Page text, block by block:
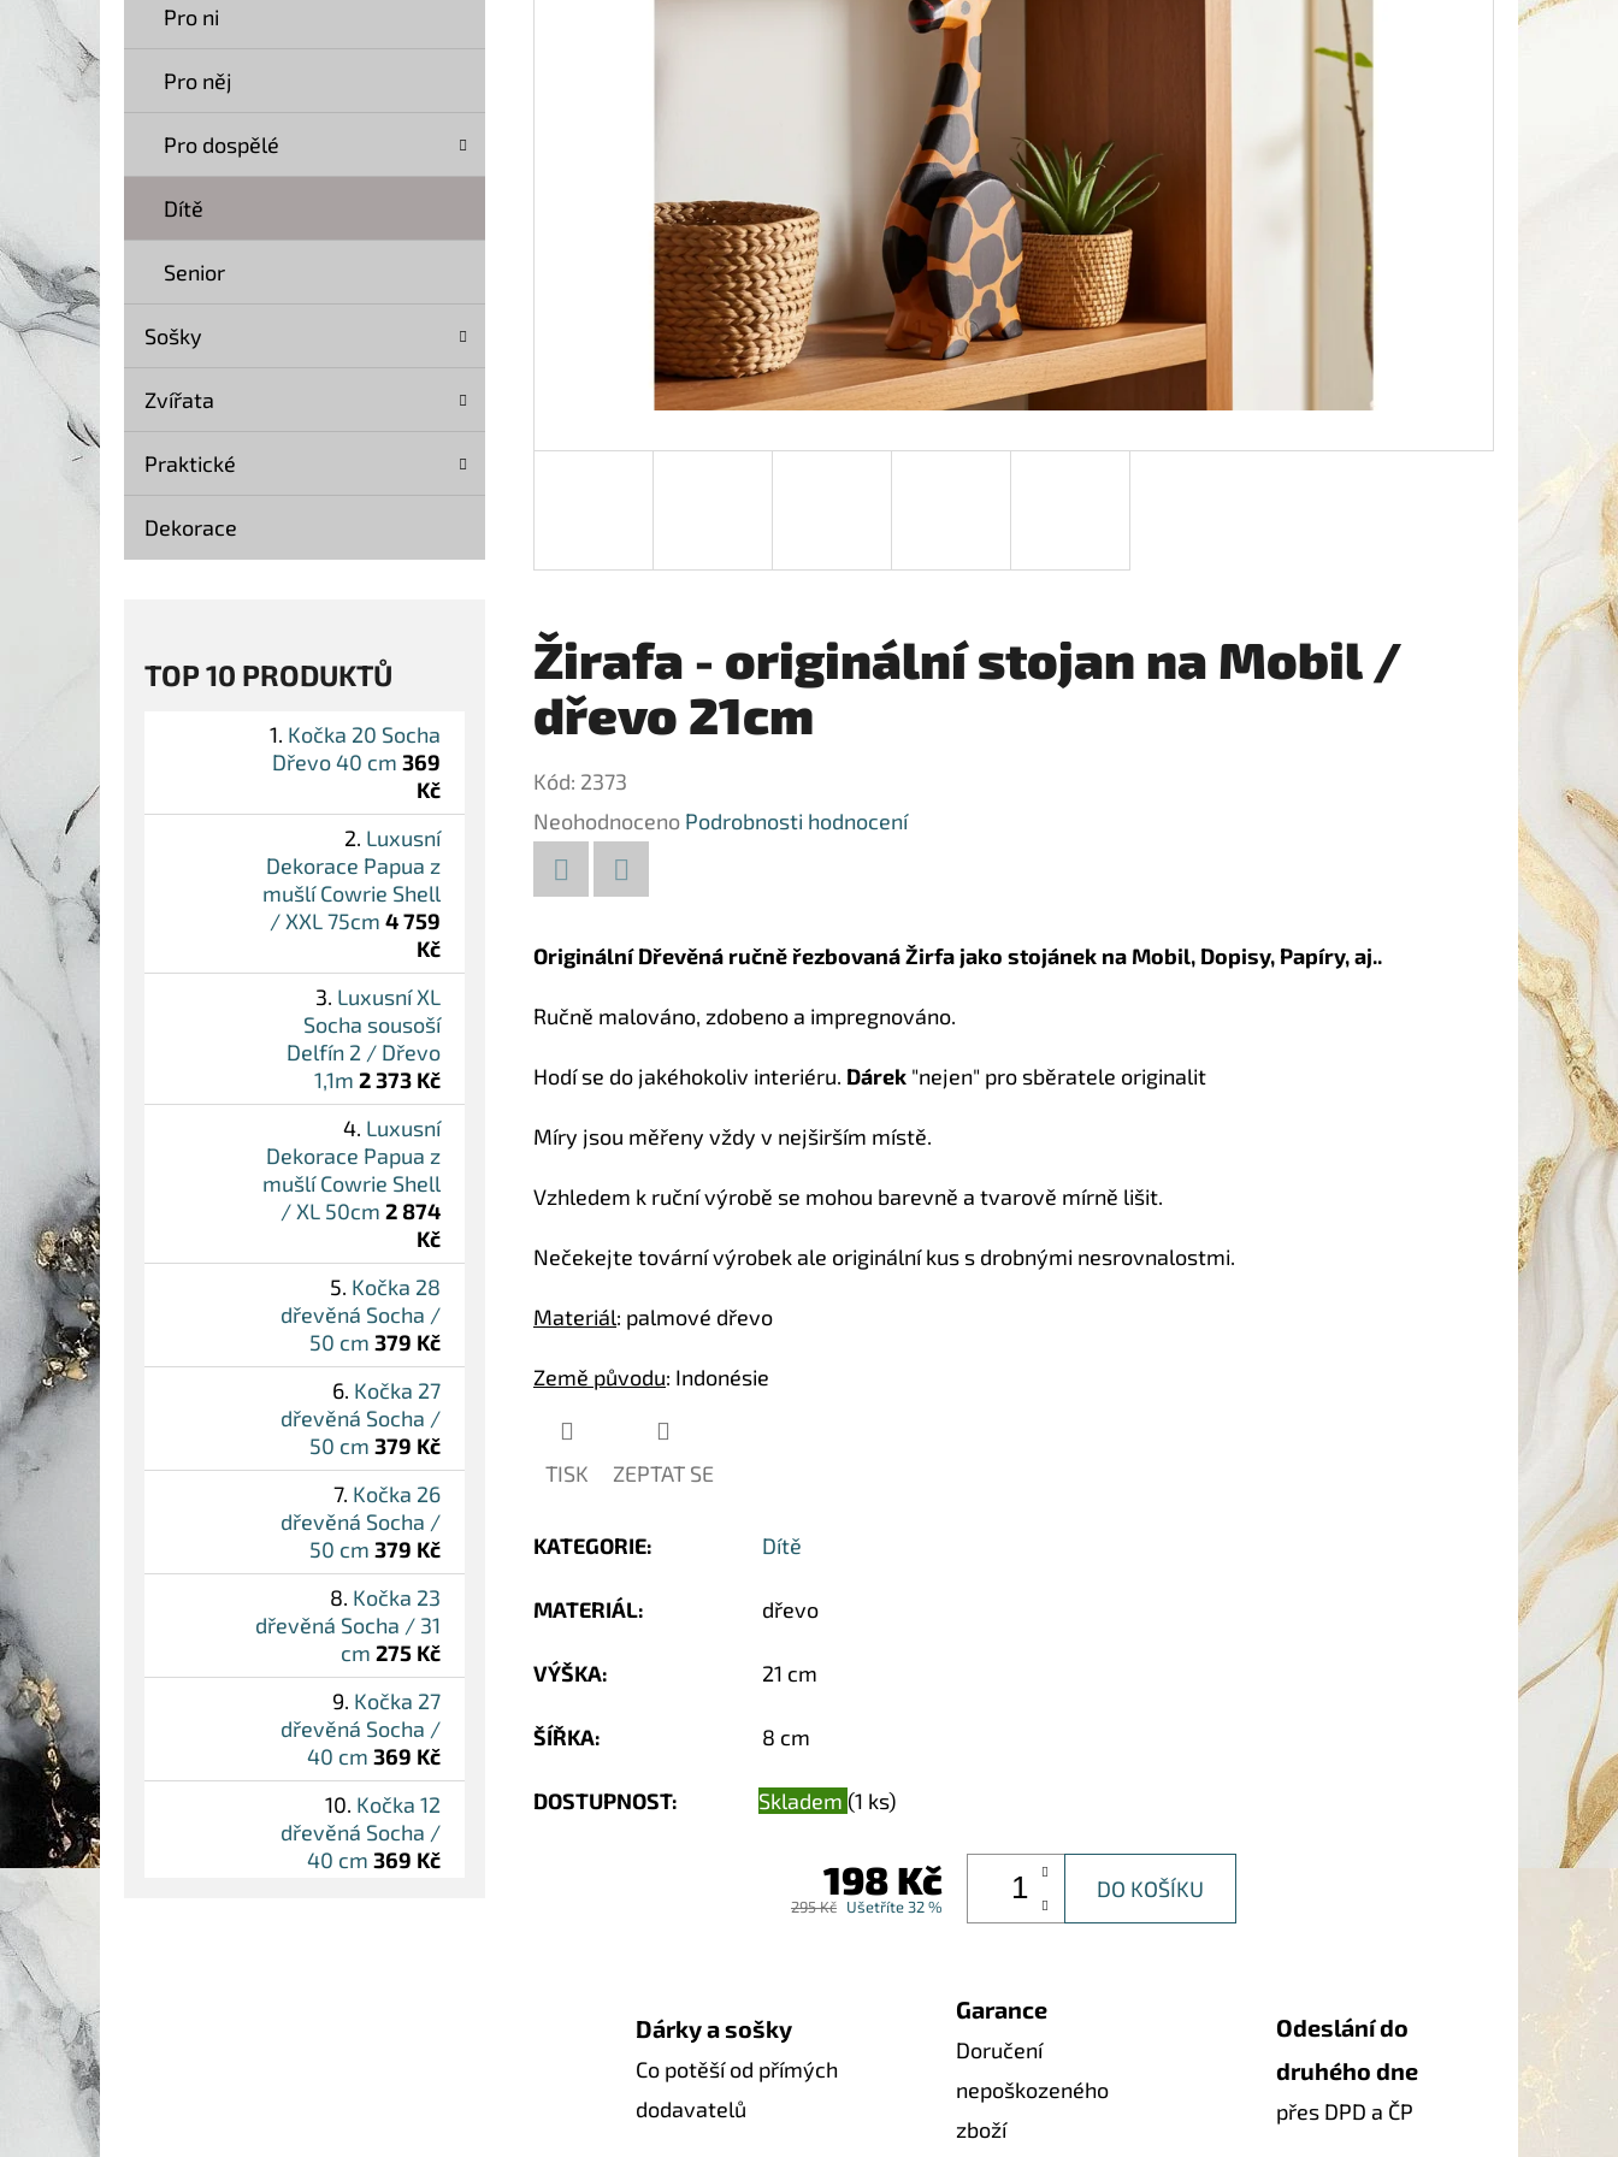
Pro ni
Pro něj
Pro dospělé
Dítě
Senior
Sošky
Zvířata
Praktické
Dekorace
TOP 10 PRODUKTŮ
Kočka 20 Socha
Dřevo 40 cm 369
Kč
Luxusní
Dekorace Papua z
mušlí Cowrie Shell
/ XXL 75cm 4 759
Kč
Luxusní XL
Socha sousoší
Delfín 2 / Dřevo
1,1m 2 373 Kč
Luxusní
Dekorace Papua z
mušlí Cowrie Shell
/ XL 50cm 2 874
Kč
Kočka 28
dřevěná Socha /
50 cm 379 Kč
Kočka 27
dřevěná Socha /
50 cm 379 Kč
Kočka 26
dřevěná Socha /
50 cm 379 Kč
Kočka 23
dřevěná Socha / 31
cm 275 Kč
Kočka 27
dřevěná Socha /
40 cm 369 Kč
Kočka 12
dřevěná Socha /
40 cm 369 Kč
Žirafa - originální stojan na Mobil /
dřevo 21cm
Kód: 2373
Průměrné
hodnocení
produktu
z
Neohodnoceno Podrobnosti hodnocení
Originální Dřevěná ručně řezbovaná Žirfa jako stojánek na Mobil, Dopisy, Papíry, aj..
Ručně malováno, zdobeno a impregnováno.
Hodí se do jakéhokoliv interiéru. Dárek "nejen" pro sběratele originalit
Míry jsou měřeny vždy v nejširším místě.
Vzhledem k ruční výrobě se mohou barevně a tvarově mírně lišit.
Nečekejte tovární výrobek ale originální kus s drobnými nesrovnalostmi.
Materiál: palmové dřevo
Země původu: Indonésie
TISK ZEPTAT SE
KATEGORIE: Dítě
MATERIÁL: dřevo
VÝŠKA: 21 cm
ŠÍŘKA: 8 cm
DOSTUPNOST: Skladem (1 ks)
198 Kč
295 Kč Ušetříte 32 %
DO KOŠÍKU
Dárky a sošky
Co potěší od přímých
dodavatelů
Garance
Doručení
nepoškozeného
zboží
Odeslání do
druhého dne
přes DPD a ČP
KOČKA 20 SOCHA DŘEVO 40 CM
Původně: 499 Kč
LUXUSNÍ XL SOCHA SOUSOŠÍ DELFÍN 2 /
DŘEVO 1,1M
2 373 Kč
Původně: 3 490 Kč